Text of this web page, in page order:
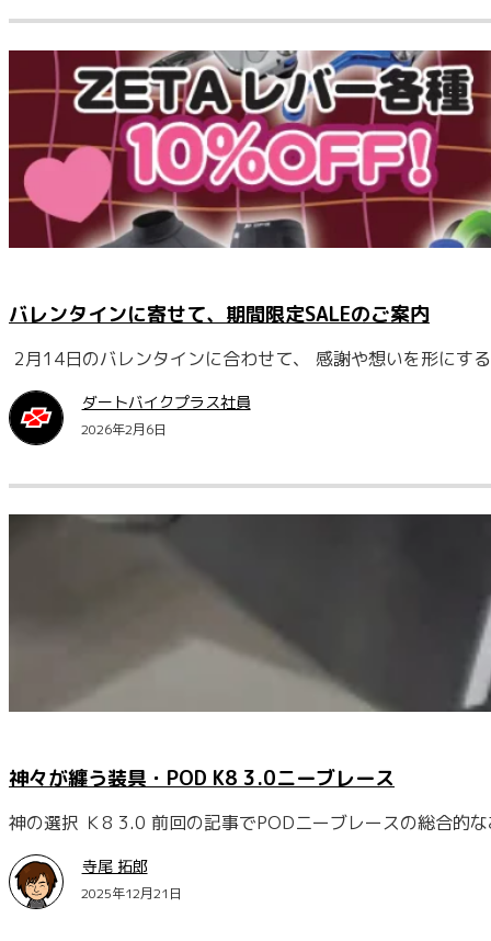
バレンタインに寄せて、期間限定SALEのご案内
2月14日のバレンタインに合わせて、 感謝や想いを形にす
ダートバイクプラス社員
2026年2月6日
神々が纏う装具・POD K8 3.0ニーブレース
神の選択 Ｋ8 3.0 前回の記事でPODニーブレースの総合的
寺尾 拓郎
2025年12月21日